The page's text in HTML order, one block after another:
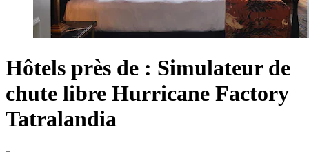
Hôtels près de : Simulateur de
chute libre Hurricane Factory
Tatralandia